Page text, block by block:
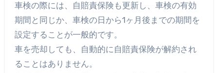
車検の際には、自賠責保険も更新し、車検の有効
期間と同じか、車検の日から1ヶ月後までの期間を
設定することが一般的です。
車を売却しても、自動的に自賠責保険が解約され
ることはありません。